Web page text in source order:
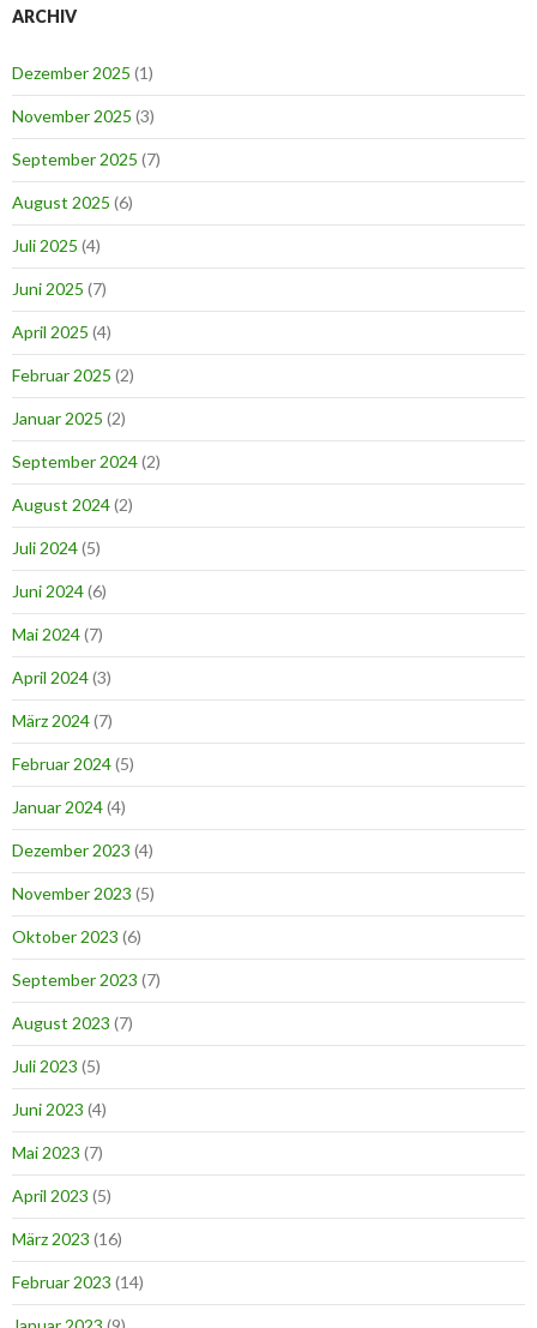
ARCHIV
Dezember 2025 (1)
November 2025 (3)
September 2025 (7)
August 2025 (6)
Juli 2025 (4)
Juni 2025 (7)
April 2025 (4)
Februar 2025 (2)
Januar 2025 (2)
September 2024(2)
August 2024(2)
Juli 2024(5)
Juni 2024(6)
Mai 2024(7)
April 2024(3)
März 2024(7)
Februar 2024(5)
Januar 2024(4)
Dezember 2023 (4)
November 2023 (5)
Oktober 2023 (6)
September 2023 (7)
August 2023 (7)
Juli 2023 (5)
Juni 2023 (4)
Mai 2023 (7)
April 2023 (5)
März 2023 (16)
Februar 2023 (14)